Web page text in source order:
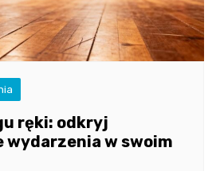
ręki: odkryj
w swoim